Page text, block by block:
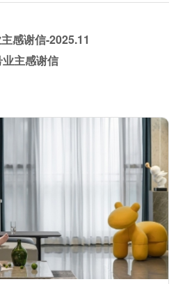
感谢信-2025.11
主感谢信